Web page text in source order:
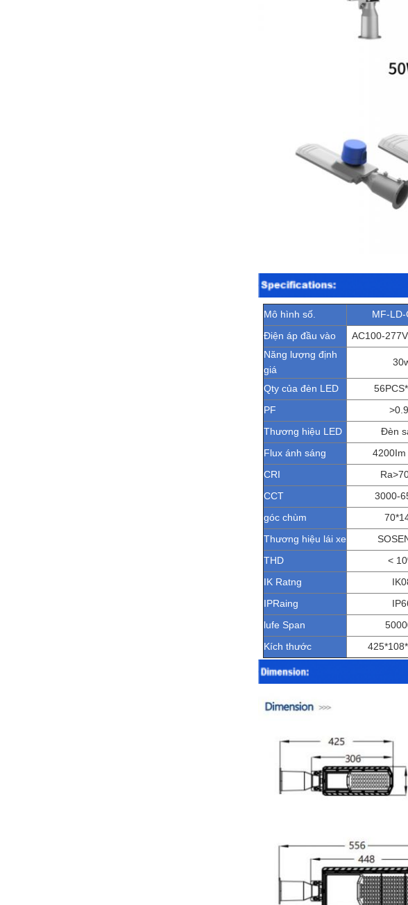
Mô hình số. MF-
Điện áp đầu vào
AC100-
Năng lượng định
giá
Qty của đèn LED
PF
Thương hiệu LED
Đèn
Flux ánh sáng
4200Im
CRI
CCT
3000-
góc chùm
Thương hiệu lái xe
THD
<
IK Ratng
IPRaing
lufe Span
Kích thước